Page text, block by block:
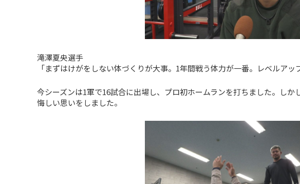
滝澤夏央選手
「まずはけがをしない体づくりが大事。1年間戦う体力が一番。レベルアッ
今シーズンは1軍で16試合に出場し、プロ初ホームランを打ちました。しか
悔しい思いをしました。